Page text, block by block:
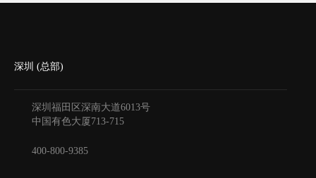
深圳 (总部)
深圳福田区深南大道6013号
中国有色大厦713-715
400-800-9385